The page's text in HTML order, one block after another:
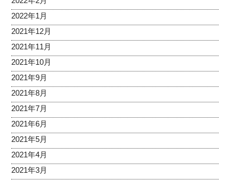
2022年1月
2021年12月
2021年11月
2021年10月
2021年9月
2021年8月
2021年7月
2021年6月
2021年5月
2021年4月
2021年3月